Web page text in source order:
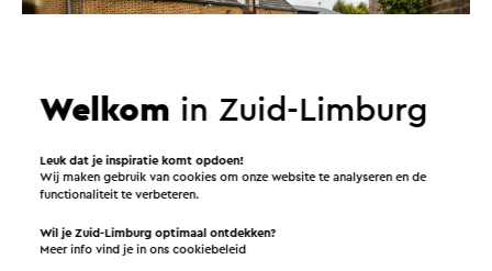
Groepsappartement Loft 23
Voerendaal
Welkom in Zuid-Limburg
Leuk dat je inspiratie komt opdoen!
Wij maken gebruik van cookies om onze website te analyseren en de
functionaliteit te verbeteren.
Wil je Zuid-Limburg optimaal ontdekken?
Meer info vind je in onscookiebeleid